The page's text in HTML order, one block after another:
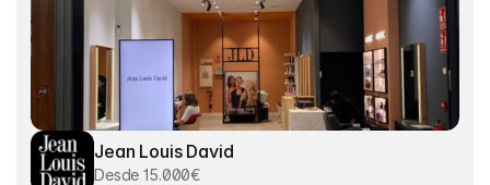
Jean Louis David
Desde 15.000€